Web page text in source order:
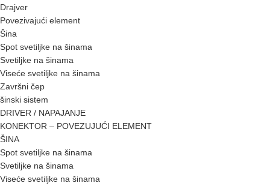
Drajver
Povezivajući element
Šina
Spot svetiljke na šinama
Svetiljke na šinama
Viseće svetiljke na šinama
Završni čep
šinski sistem
DRIVER / NAPAJANJE
KONEKTOR – POVEZUJUĆI ELEMENT
ŠINA
Spot svetiljke na šinama
Svetiljke na šinama
Viseće svetiljke na šinama